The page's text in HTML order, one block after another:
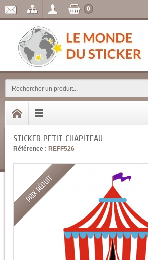
0
STICKER PETIT CHAPITEAU
Référence : REFF526
PRIX RÉDUIT